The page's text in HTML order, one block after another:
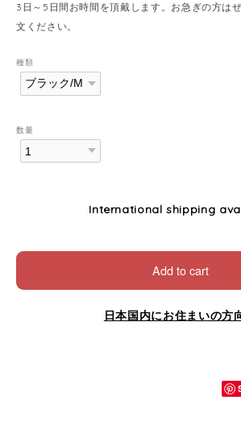
3日～5日間お時間を頂戴します。お急ぎの方は
文ください。
種類
数量
International shipping
Add to cart
日本国内にお住まいの方